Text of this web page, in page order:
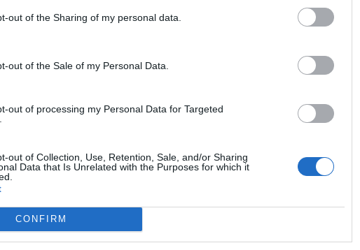
out of the Sharing of my personal data.
out of the Sale of my Personal Data.
out of processing my Personal Data for Targeted
out of Collection, Use, Retention, Sale, and/or Sharing
Data that Is Unrelated with the Purposes for which it
CONFIRM
επιχειρήσεων είναι μπροστά μας. Ποιο
συνεδριακή ενότητα θα διερευνηθούν όλες
μέσα από τη χρηματοδότηση του ΕΣΠΑ, όσο και